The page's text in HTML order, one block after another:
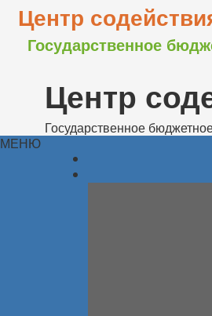
Центр
Государственное
Центр
Государственное
МЕНЮ